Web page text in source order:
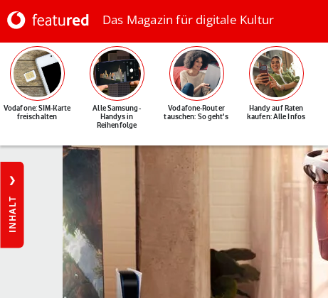
Das Magazin für digitale Kultur
Vodafone: SIM-Karte
freischalten
Alle Samsung-
Handys in
Reihenfolge
Vodafone-Router
tauschen: So geht's
Handy auf Raten
kaufen: Alle Infos
INHALT